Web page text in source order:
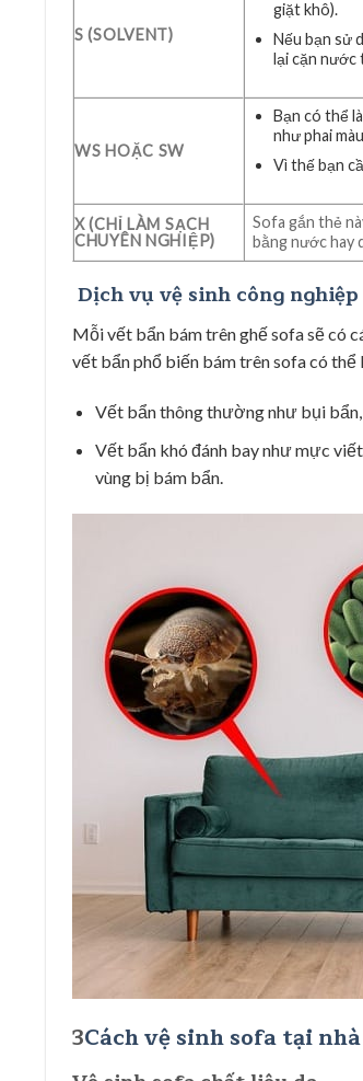
S (SOLVENT)
giặt khô).
Nếu bạn sử
lại cặn nước
WS HOẶC SW
Bạn có thể
như phai
Vì thế bạn
X (CHỈ LÀM SẠCH
CHUYÊN NGHIỆP)
Sofa gắn thẻ
bằng nước hay
Dịch vụ vệ sinh công
Mỗi vết bẩn bám trên ghế sofa sẽ có
vết bẩn phổ biến bám trên sofa có thể
Vết bẩn thông thường như bụi
Vết bẩn khó đánh bay như mực
vùng bị bám bẩn.
3Cách vệ sinh sofa tại nhà